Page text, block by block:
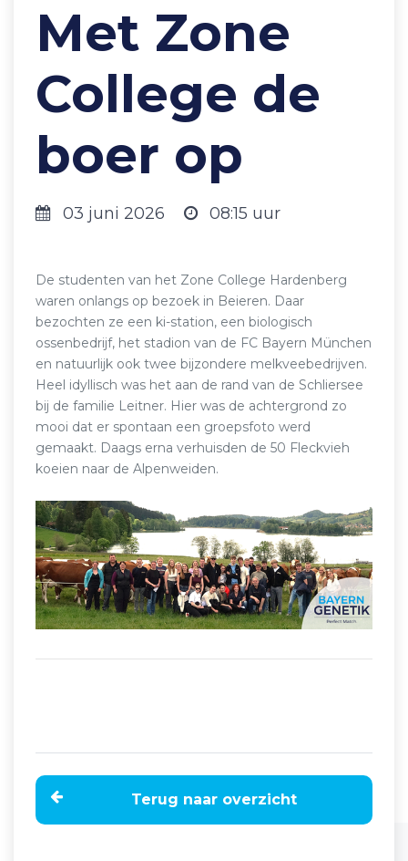
Met Zone
College de
boer op
03 juni 2026 08:15 uur
De studenten van het Zone College Hardenberg
waren onlangs op bezoek in Beieren. Daar
bezochten ze een ki-station, een biologisch
ossenbedrijf, het stadion van de FC Bayern München
en natuurlijk ook twee bijzondere melkveebedrijven.
Heel idyllisch was het aan de rand van de Schliersee
bij de familie Leitner. Hier was de achtergrond zo
mooi dat er spontaan een groepsfoto werd
gemaakt. Daags erna verhuisden de 50 Fleckvieh
koeien naar de Alpenweiden.
Terug naar overzicht